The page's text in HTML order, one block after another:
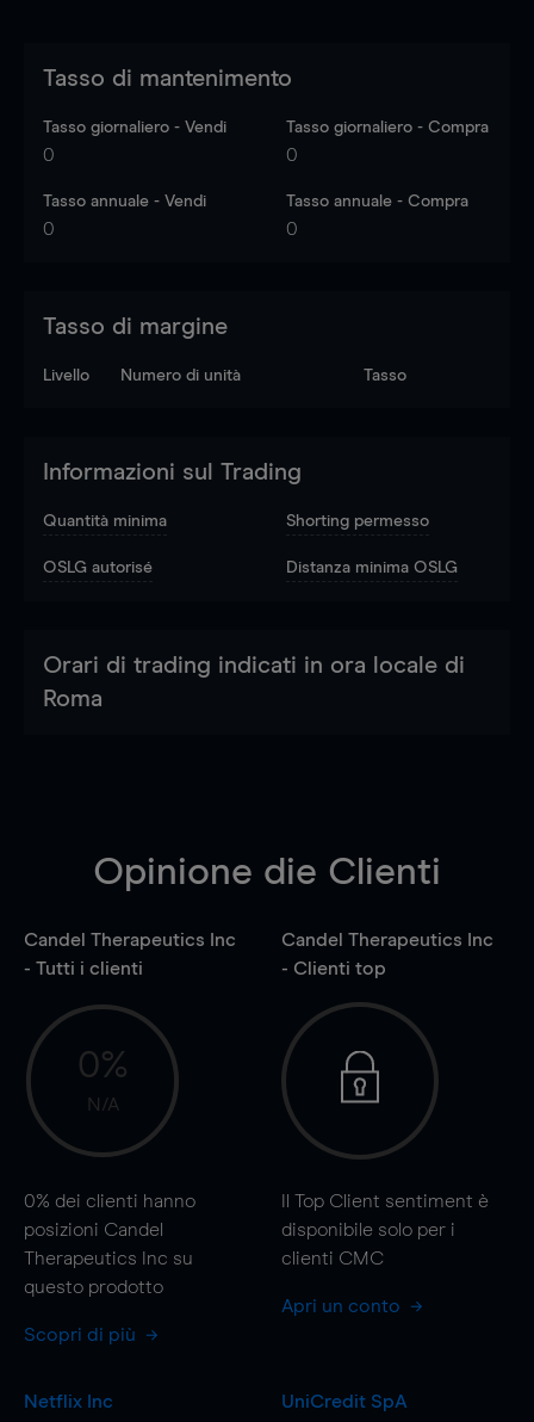
Tasso di mantenimento
Tasso giornaliero - Vendi
0
Tasso giornaliero - Compra
0
Tasso annuale - Vendi
0
Tasso annuale - Compra
0
Tasso di margine
Livello Numero di unità Tasso
Informazioni sul Trading
Quantità minima Shorting permesso
OSLG autorisé Distanza minima OSLG
Orari di trading indicati in ora locale di
Roma
Opinione die Clienti
Candel Therapeutics Inc
- Tutti i clienti
0%
N/A
0% dei clienti hanno
posizioni Candel
Therapeutics Inc su
questo prodotto
Scopri di più
Candel Therapeutics Inc
- Clienti top
Il Top Client sentiment è
disponibile solo per i
clienti CMC
Apri un conto
Netflix Inc
UniCredit SpA